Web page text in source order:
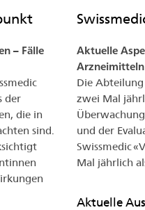
– Fälle
der
die in
sind.
Aktuelle
Arzneimitteln
Die
zwei Mal
und der
Swissmedic
Mal jährlich
Aktuelle